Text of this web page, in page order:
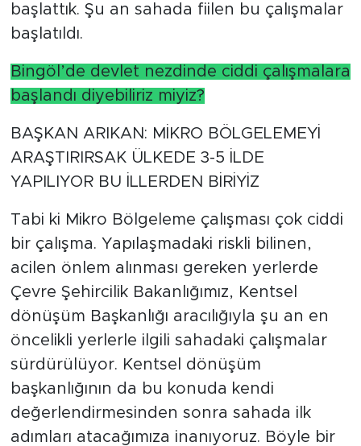
başlattık. Şu an sahada fiilen bu çalışmalar
başlatıldı.
Bingöl’de devlet nezdinde ciddi çalışmalara
başlandı diyebiliriz miyiz?
BAŞKAN ARIKAN: MİKRO BÖLGELEMEYİ
ARAŞTIRIRSAK ÜLKEDE 3-5 İLDE
YAPILIYOR BU İLLERDEN BİRİYİZ
Tabi ki Mikro Bölgeleme çalışması çok ciddi
bir çalışma. Yapılaşmadaki riskli bilinen,
acilen önlem alınması gereken yerlerde
Çevre Şehircilik Bakanlığımız, Kentsel
dönüşüm Başkanlığı aracılığıyla şu an en
öncelikli yerlerle ilgili sahadaki çalışmalar
sürdürülüyor. Kentsel dönüşüm
başkanlığının da bu konuda kendi
değerlendirmesinden sonra sahada ilk
adımları atacağımıza inanıyoruz. Böyle bir